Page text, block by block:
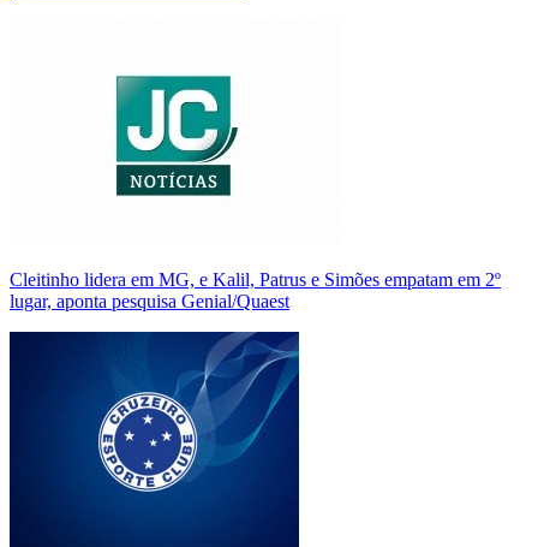
Cleitinho lidera em MG, e Kalil, Patrus e Simões empatam em 2º
lugar, aponta pesquisa Genial/Quaest